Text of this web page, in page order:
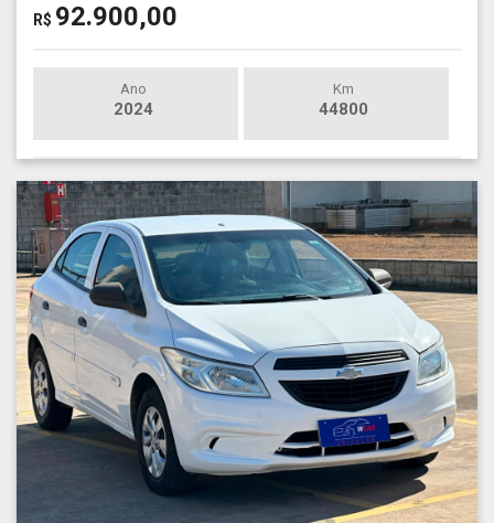
R$ 92.900,00
Ano
2024
Km
44800